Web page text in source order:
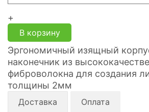
+
В корзину
Эргономичный изящный
наконечник из
фиброволокна для создания
толщины 2мм
Доставка Оплата